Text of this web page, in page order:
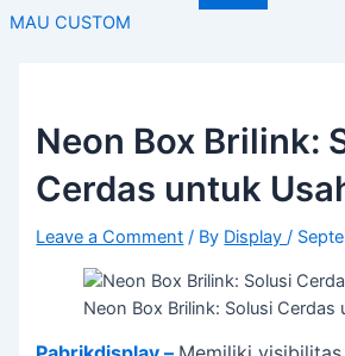
MAU CUSTOM
Neon Box Brilink:
Cerdas untuk
Leave a Comment / By Display/
Neon Box Brilink: Solusi Cerdas